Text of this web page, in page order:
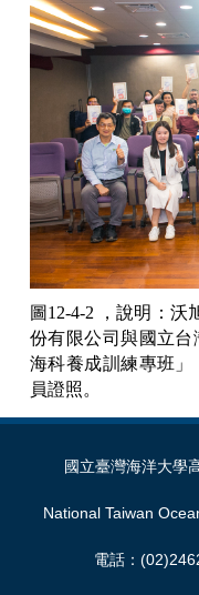
圖12-4-2 ，說明：沃
份有限公司與國立台
海科養成訓練專班
員證照。
國立臺灣海洋大學
National Taiwan
電話：